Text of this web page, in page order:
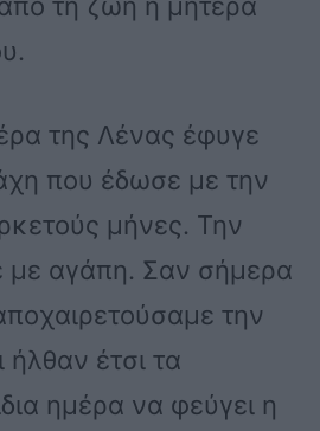
της Λένας έφυγε
που έδωσε με την
μήνες. Την
με αγάπη. Σαν σήμερα
την
έτσι τα
ημέρα να φεύγει η